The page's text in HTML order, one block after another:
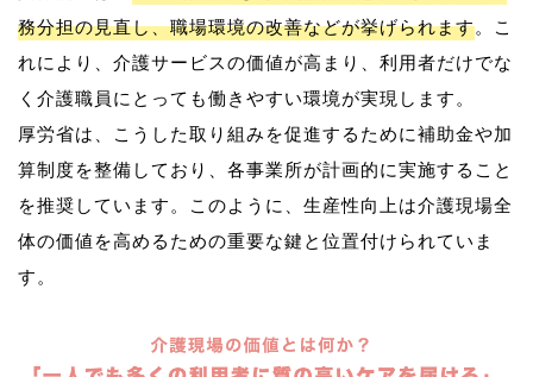
務分担の見直し、職場環境の改善などが挙げられます。こ
れにより、介護サービスの価値が高まり、利用者だけでな
く介護職員にとっても働きやすい環境が実現します。
厚労省は、こうした取り組みを促進するために補助金や加
算制度を整備しており、各事業所が計画的に実施すること
を推奨しています。このように、生産性向上は介護現場全
体の価値を高めるための重要な鍵と位置付けられていま